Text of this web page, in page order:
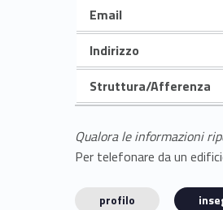
Email
Indirizzo
Struttura/Afferenza
Qualora le informazioni
Per telefonare da un
profilo